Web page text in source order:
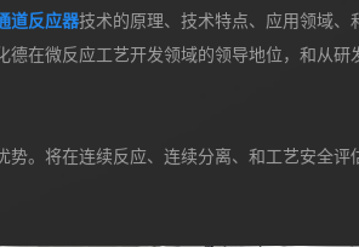
道反应器技术的原理、技术特点、应用领域、
在微反应工艺开发领域的领导地位，和从研
。将在连续反应、连续分离、和工艺安全评